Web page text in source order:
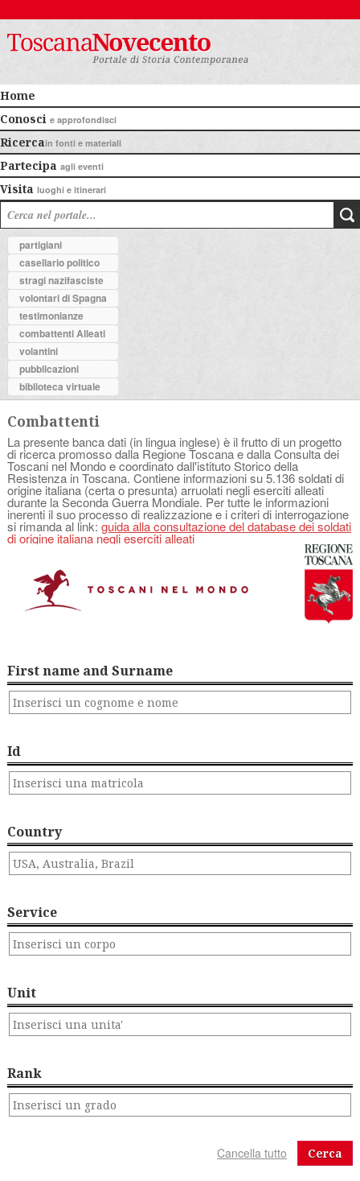
Home
Conosci e approfondisci
Ricercain fonti e materiali
Partecipa agli eventi
Visita luoghi e itinerari
partigiani
casellario politico
stragi nazifasciste
volontari di Spagna
testimonianze
combattenti Alleati
volantini
pubblicazioni
biblioteca virtuale
Combattenti
La presente banca dati (in lingua inglese) è il frutto di un progetto
di ricerca promosso dalla Regione Toscana e dalla Consulta dei
Toscani nel Mondo e coordinato dall'istituto Storico della
Resistenza in Toscana. Contiene informazioni su 5.136 soldati di
origine italiana (certa o presunta) arruolati negli eserciti alleati
durante la Seconda Guerra Mondiale. Per tutte le informazioni
inerenti il suo processo di realizzazione e i criteri di interrogazione
si rimanda al link: guida alla consultazione del database dei soldati
di origine italiana negli eserciti alleati
First name and Surname
Id
Country
Service
Unit
Rank
Cerca